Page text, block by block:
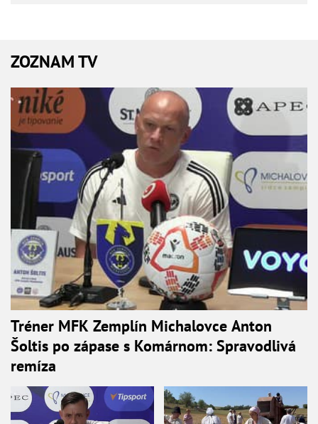
ZOZNAM TV
Tréner MFK Zemplín Michalovce Anton
Šoltis po zápase s Komárnom: Spravodlivá
remíza